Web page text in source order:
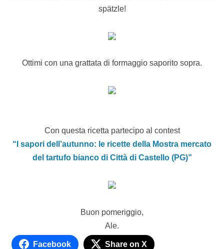
spätzle!
Ottimi con una grattata di formaggio saporito sopra.
Con questa ricetta partecipo al contest
“I sapori dell’autunno: le ricette della Mostra mercato
del tartufo bianco di Città di Castello (PG)”
Buon pomeriggio,
Ale.
Facebook Share on X